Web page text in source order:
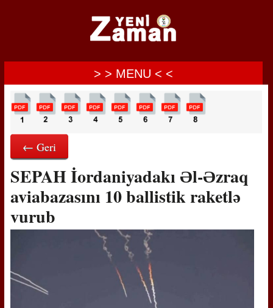
> > MENU < <
← Geri
SEPAH İordaniyadakı Əl-Əzraq
aviabazasını 10 ballistik raketlə
vurub